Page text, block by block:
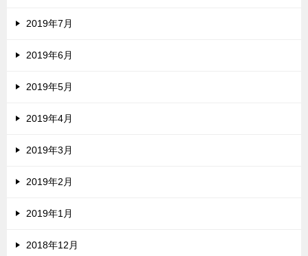
2019年7月
2019年6月
2019年5月
2019年4月
2019年3月
2019年2月
2019年1月
2018年12月